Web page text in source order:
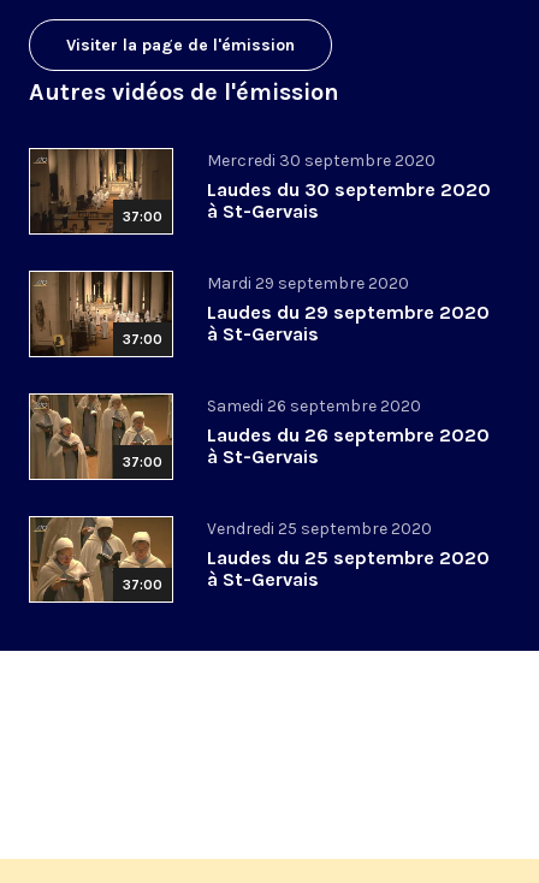
Visiter la page de l'émission
Autres vidéos de l'émission
37:00
Mercredi 30 septembre 2020
Laudes du 30 septembre 2020
à St-Gervais
37:00
Mardi 29 septembre 2020
Laudes du 29 septembre 2020
à St-Gervais
37:00
Samedi 26 septembre 2020
Laudes du 26 septembre 2020
à St-Gervais
37:00
Vendredi 25 septembre 2020
Laudes du 25 septembre 2020
à St-Gervais